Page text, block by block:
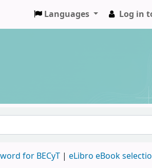
Languages Log in
for BECyT | eLibro eBook